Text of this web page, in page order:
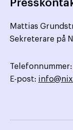
Mattias
Sekreterare på
Telefonnummer:
E-post: